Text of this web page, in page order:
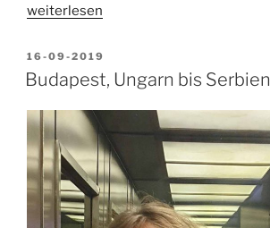
„Serbien“
weiterlesen
VERÖFFENTLICHT
AM
16-09-2019
Budapest, Ungarn bis Serbien